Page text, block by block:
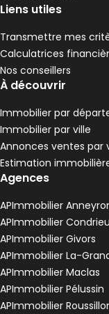
Liens utiles
Transmettre mes
Calculatrices
Nos conseillers
À découvrir
Immobilier par
Immobilier par ville
Annonces ventes par
Estimation
Agences
APImmobilier
APImmobilier Condrieu
APImmobilier Givors
APImmobilier La-
APImmobilier Maclas
APImmobilier Pélussin
APImmobilier